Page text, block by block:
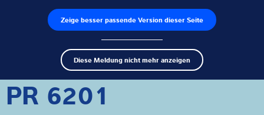
Zeige besser passende Version dieser Seite
Diese Meldung nicht mehr anzeigen
Produktfinder Jobs
Search
term
Wägeelektroniken
PR 6201